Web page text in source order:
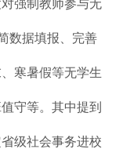
强制教师参与无
数据填报、完善
寒暑假等无学生
守等。其中提到
级社会事务进校